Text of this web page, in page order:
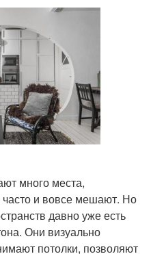
много места,
часто и вовсе мешают. Но
давно уже есть
Они визуально
потолки, позволяют